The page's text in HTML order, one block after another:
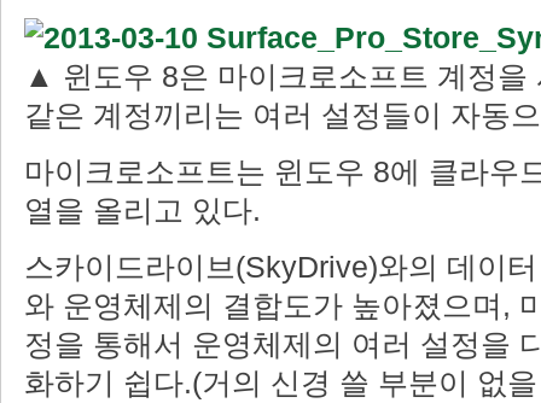
▲ 윈도우 8은 마이크로소프트 계정을
같은 계정끼리는 여러 설정들이 자동
마이크로소프트는 윈도우 8에 클라우
열을 올리고 있다.
스카이드라이브(SkyDrive)와의 데이
와 운영체제의 결합도가 높아졌으며,
정을 통해서 운영체제의 여러 설정을
화하기 쉽다.(거의 신경 쓸 부분이 없